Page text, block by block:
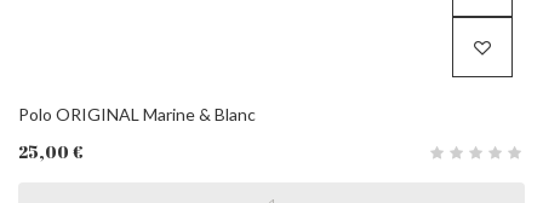
Polo ORIGINAL Marine & Blanc
25,00 €